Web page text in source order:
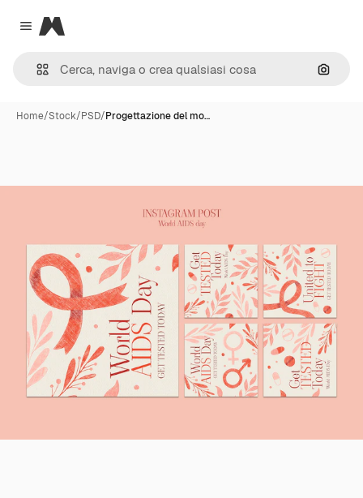
Close menu
Magnific
Cerca
Home/Stock/PSD/Progettazione del mo…